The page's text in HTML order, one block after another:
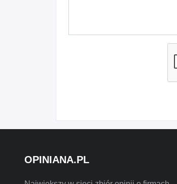
OPINIANA.PL